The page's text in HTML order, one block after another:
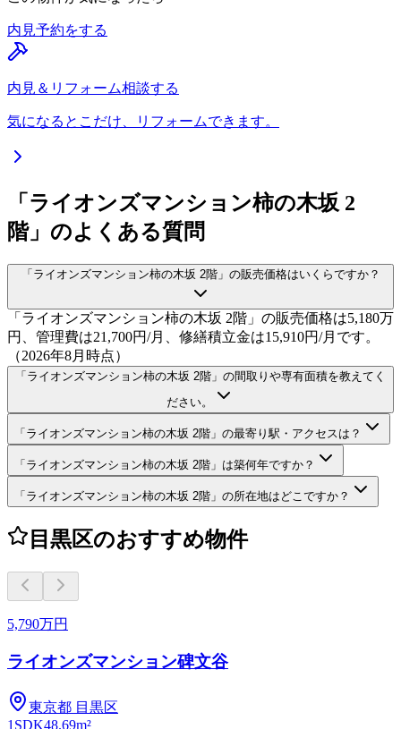
内見予約をする
内見＆リフォーム相談する
気になるとこだけ、リフォームできます。
「ライオンズマンション柿の木坂 2
階」のよくある質問
「ライオンズマンション柿の木坂 2階」の販売価格はいくらですか？
「ライオンズマンション柿の木坂 2階」の販売価格は5,180万
円、管理費は21,700円/月、修繕積立金は15,910円/月です。
（2026年8月時点）
「ライオンズマンション柿の木坂 2階」の間取りや専有面積を教えてく
ださい。
「ライオンズマンション柿の木坂 2階」の最寄り駅・アクセスは？
「ライオンズマンション柿の木坂 2階」は築何年ですか？
「ライオンズマンション柿の木坂 2階」の所在地はどこですか？
目黒区のおすすめ物件
5,790万円
ライオンズマンション碑文谷
東京都 目黒区
1SDK48.69m²